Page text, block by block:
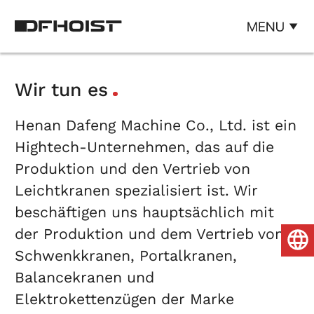
Wir tun es
Henan Dafeng Machine Co., Ltd. ist ein
Hightech-Unternehmen, das auf die
Produktion und den Vertrieb von
Leichtkranen spezialisiert ist. Wir
beschäftigen uns hauptsächlich mit
der Produktion und dem Vertrieb von
Schwenkkranen, Portalkranen,
Balancekranen und
Elektrokettenzügen der Marke